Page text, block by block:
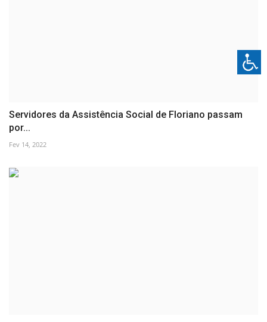
Servidores da Assistência Social de Floriano passam
por...
Fev 14, 2022